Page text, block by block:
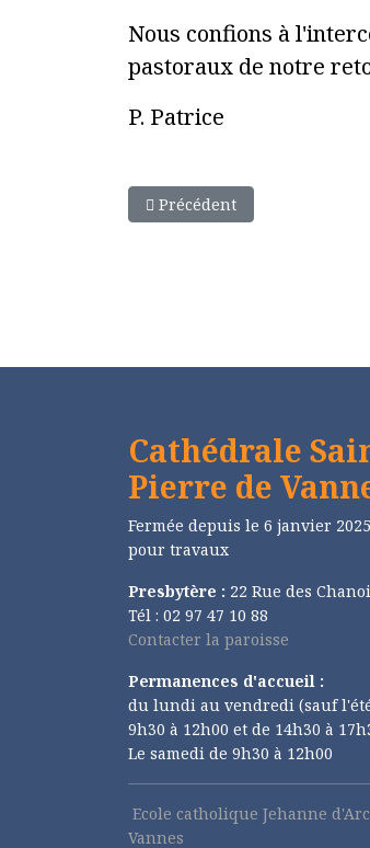
Nous confions à
pastoraux de notre
P. Patrice
Article précédent : Edito du
Précédent
Cathédrale
Pierre de
Fermée depuis le 6 janvier 2025
pour travaux
Presbytère : 22 Rue des
Tél : 02 97 47 10 88
Contacter la paroisse
Permanences d'accueil :
du lundi au vendredi (sauf
9h30 à 12h00 et de 14h30 à
Le samedi de 9h30 à 12h00
Ecole catholique Jehanne
Vannes